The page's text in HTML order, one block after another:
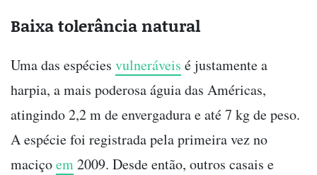
Baixa tolerância natural
Uma das espécies vulneráveis é justamente a
harpia, a mais poderosa águia das Américas,
atingindo 2,2 m de envergadura e até 7 kg de peso.
A espécie foi registrada pela primeira vez no
maciçoem2009. Desde então, outros casais e